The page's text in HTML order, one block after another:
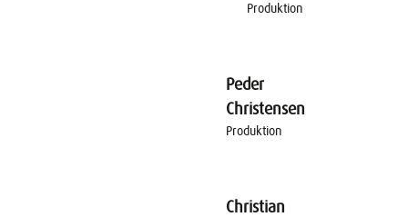
Produktion
Peder
Christensen
Produktion
Christian